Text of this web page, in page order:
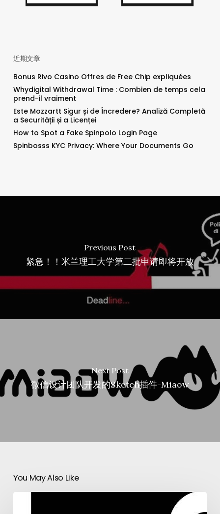
近期文章
Bonus Rivo Casino Offres de Free Chip expliquées
Whydigital Withdrawal Time : Combien de temps cela
prend-il vraiment
Este Mozzartt Sigur și de Încredere? Analiză Completă
a Securității și a Licenței
How to Spot a Fake Spinpolo Login Page
Spinbosss KYC Privacy: Where Your Documents Go
Previous Post
紧急！！米兰理工大学第二批申请即将开放
Next Post
微信设计团队开发的Sketch插件-Miaow
You May Also Like